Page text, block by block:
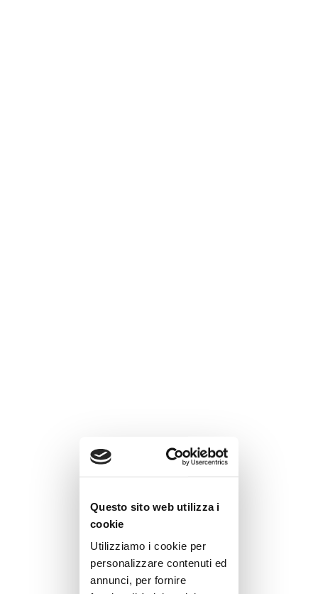
Questo sito web utilizza i
cookie
Utilizziamo i cookie per
personalizzare contenuti ed
annunci, per fornire